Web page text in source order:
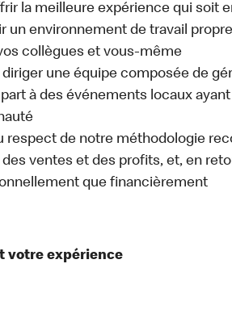
la meilleure expérience qui soit
un environnement de travail
collègues et vous-même
une équipe composée de
à des événements locaux
respect de notre méthodologie
des ventes et des profits, et, en
que financièrement
votre expérience